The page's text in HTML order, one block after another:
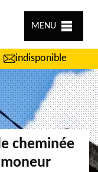
MENU
indisponible
cheminée